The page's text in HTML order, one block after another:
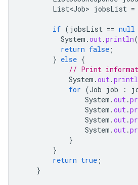
List<Job> jobsList =
if ( jobsList == null
System .out.println(
return false ;
} else {
// Print
System .out.
for (Job job :
System .out.
System .out.
System .out.
System .out.
}
}
return true ;
}